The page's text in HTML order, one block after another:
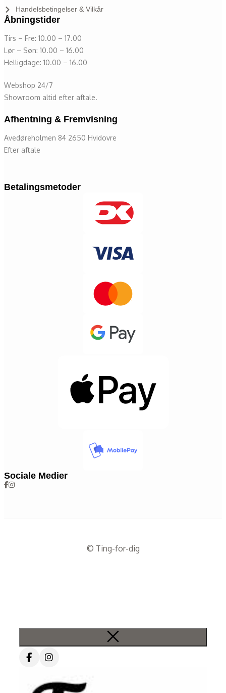
Handelsbetingelser & Vilkår
Åbningstider
Tirs – Fre: 10.00 – 17.00
Lør – Søn: 10.00 – 16.00
Helligdage: 10.00 – 16.00
Webshop 24/7
Showroom altid efter aftale.
Afhentning & Fremvisning
Avedøreholmen 84 2650 Hvidovre
Efter aftale
Betalingsmetoder
Sociale Medier
© Ting-for-dig